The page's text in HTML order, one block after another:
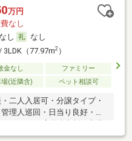
万円
なし
なし
なし
3LDK（77.97m2）
金なし
ファミリー
(近隣含) ペット相談可
二人入居可・分譲タイプ・
理人巡回・日当り良好・保
ェア可・高齢者相談・初期